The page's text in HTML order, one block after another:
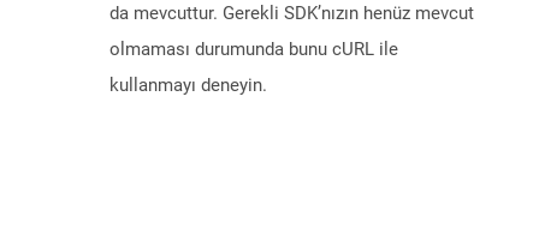
da mevcuttur. Gerekli SDK’nızın henüz mevcut
olmaması durumunda bunu cURL ile
kullanmayı deneyin.